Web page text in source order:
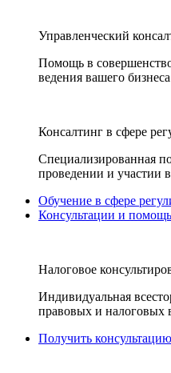
Управленческий
Помощь в
ведения вашего
Консалтинг в сфере
Специализированная
проведении и участии
Обучение в сфере
Консультации и
Налоговое
Индивидуальная
правовых и налоговых
Получить консультацию